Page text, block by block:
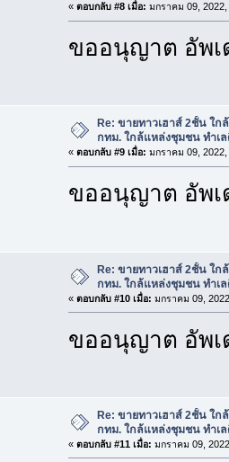
« ตอบกลับ #8 เมื่อ: มกราคม 09, 2022,
ขออนุญาต อัพเ
Re: ขายทาวเฮาส์ 2ชั้น ใก
กทม. ใกล้แหล่งชุมชน ทำเ
« ตอบกลับ #9 เมื่อ: มกราคม 09, 2022,
ขออนุญาต อัพเ
Re: ขายทาวเฮาส์ 2ชั้น ใก
กทม. ใกล้แหล่งชุมชน ทำเ
« ตอบกลับ #10 เมื่อ: มกราคม 09,
ขออนุญาต อัพเ
Re: ขายทาวเฮาส์ 2ชั้น ใก
กทม. ใกล้แหล่งชุมชน ทำเ
« ตอบกลับ #11 เมื่อ: มกราคม 09,